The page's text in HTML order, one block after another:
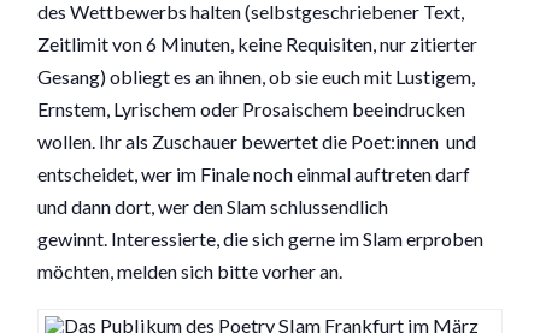
des Wettbewerbs halten (selbstgeschriebener Text,
Zeitlimit von 6 Minuten, keine Requisiten, nur zitierter
Gesang) obliegt es an ihnen, ob sie euch mit Lustigem,
Ernstem, Lyrischem oder Prosaischem beeindrucken
wollen. Ihr als Zuschauer bewertet die Poet:innen und
entscheidet, wer im Finale noch einmal auftreten darf
und dann dort, wer den Slam schlussendlich
gewinnt. Interessierte, die sich gerne im Slam erproben
möchten, melden sich bitte vorher an.